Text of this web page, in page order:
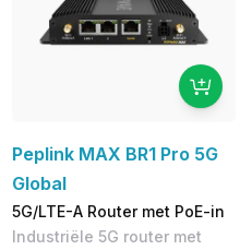
Peplink MAX BR1 Pro 5G
Global
5G/LTE-A Router met PoE-in
Industriële 5G router met